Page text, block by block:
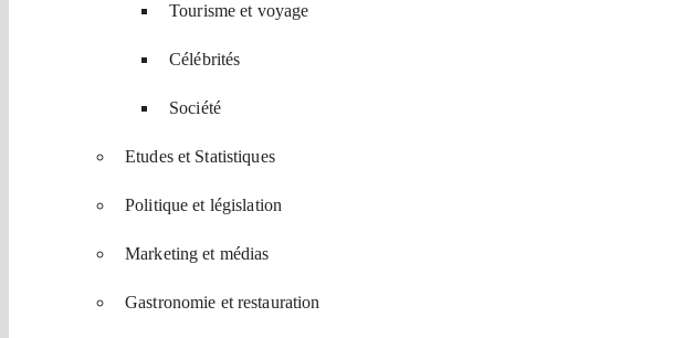
Tourisme et voyage
Célébrités
Société
Etudes et Statistiques
Politique et législation
Marketing et médias
Gastronomie et restauration